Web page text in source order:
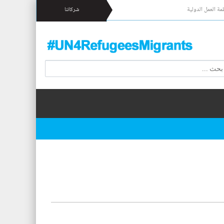
العمل الدولية شركائنا